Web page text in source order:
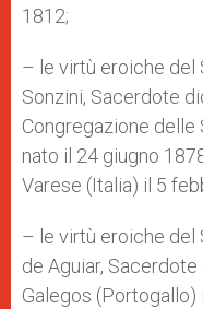
1812;
– le virtù eroiche del
Sonzini, Sacerdote
Congregazione delle
nato il 24 giugno
Varese (Italia) il 5
– le virtù eroiche del
de Aguiar,
Galegos